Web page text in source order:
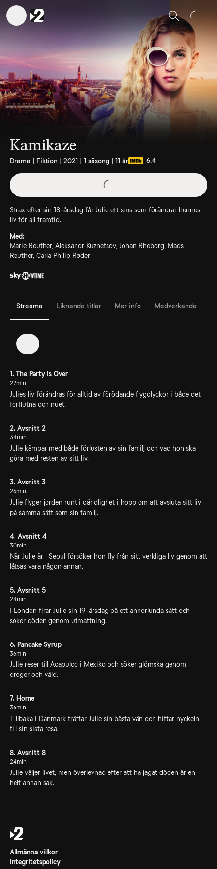
Sök
Kamikaze
Drama | Fiktion | 2021 | 1 säsong | 11 år 6.4
Strax efter sin 18-årsdag får Julie ett sms som förändrar hennes
liv för all framtid.
Med:
Marie Reuther, Aleksandr Kuznetsov, Johan Rheborg, Mads
Reuther, Carla Philip Røder
Streama Liknande titlar Mer info Medverkande
1. The Party is Over
22min
Julies liv förändras för alltid av förödande flygolyckor i både det
förflutna och nuet.
2. Avsnitt 2
34min
Julie kämpar med både förlusten av sin familj och vad hon ska
göra med resten av sitt liv.
3. Avsnitt 3
26min
Julie flyger jorden runt i oändlighet i hopp om att avsluta sitt liv
på samma sätt som sin familj.
4. Avsnitt 4
30min
När Julie är i Seoul försöker hon fly från sitt verkliga liv genom att
låtsas vara någon annan.
5. Avsnitt 5
24min
I London firar Julie sin 19-årsdag på ett annorlunda sätt och
söker döden genom utmattning.
6. Pancake Syrup
36min
Julie reser till Acapulco i Mexiko och söker glömska genom
droger och våld.
7. Home
36min
Tillbaka i Danmark träffar Julie sin bästa vän och hittar nyckeln
till sin sista resa.
8. Avsnitt 8
24min
Julie väljer livet, men överlevnad efter att ha jagat döden är en
helt annan sak.
Allmänna villkor
Integritetspolicy